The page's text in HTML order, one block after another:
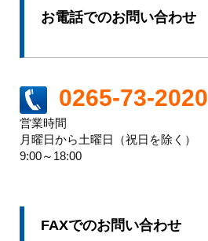
お電話でのお問い合わせ
0265-73-2020
営業時間
月曜日から土曜日（祝日を除く）
9:00～18:00
FAXでのお問い合わせ